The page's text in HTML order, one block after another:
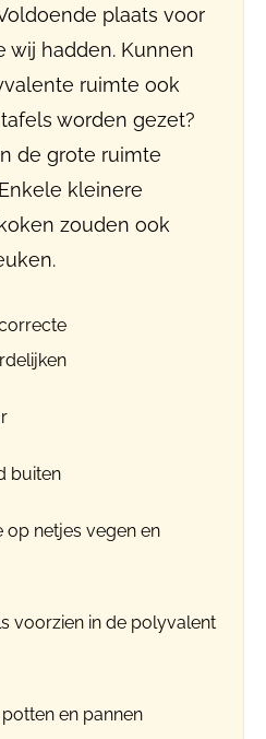
plaats voor
wij hadden. Kunnen
ruimte ook
worden gezet?
de grote ruimte
kleinere
zouden ook
buiten
op netjes vegen en
voorzien in de polyvalent
en pannen